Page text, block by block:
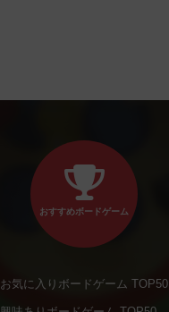
おすすめボードゲーム
お気に入りボードゲーム TOP50